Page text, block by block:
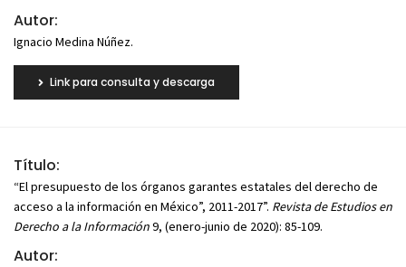
Autor:
Ignacio Medina Núñez.
Link para consulta y descarga
Título:
“El presupuesto de los órganos garantes estatales del derecho de
acceso a la información en México”, 2011-2017”. Revista de Estudios en
Derecho a la Información9, (enero-junio de 2020): 85-109.
Autor: